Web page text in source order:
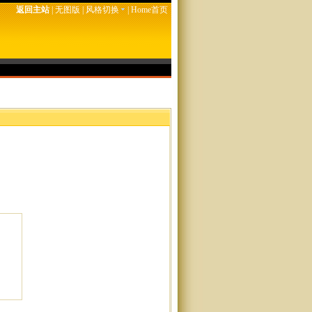
返回主站|无图版|风格切换 |Home首页